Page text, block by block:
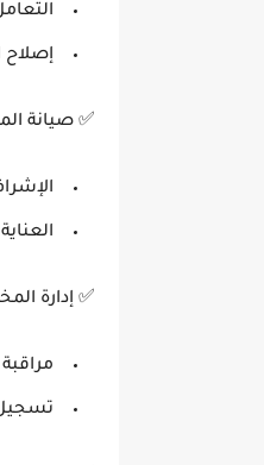
إصلاح
✅ صيانة
✅ إدارة
تسجيل